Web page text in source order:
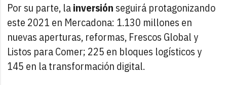
Por su parte, lainversión seguirá protagonizando
este 2021 en Mercadona: 1.130 millones en
nuevas aperturas, reformas, Frescos Global y
Listos para Comer; 225 en bloques logísticos y
145 en la transformación digital.